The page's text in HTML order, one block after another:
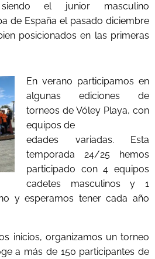
el junior masculino
de España el pasado diciembre
posicionados en las primeras
En verano participamos en
algunas ediciones de
torneos de Vóley Playa, con
equipos de
edades variadas. Esta
temporada 24/25 hemos
participado con 4 equipos
cadetes masculinos y 1
y esperamos tener cada año
inicios, organizamos un torneo
a más de 150 participantes de